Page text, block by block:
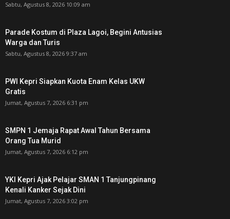
Sabtu, Agustus 8, 2026 10:09 am
Parade Kostum di Plaza Lagoi, Begini Antusias
Warga dan Turis
Sabtu, Agustus 8, 2026 9:37 am
PWI Kepri Siapkan Kuota Enam Kelas UKW
Gratis
Jumat, Agustus 7, 2026 6:31 pm
SMPN 1 Jemaja Rapat Awal Tahun Bersama
Orang Tua Murid ‎
Jumat, Agustus 7, 2026 6:12 pm
YKI Kepri Ajak Pelajar SMAN 1 Tanjungpinang
Kenali Kanker Sejak Dini
Jumat, Agustus 7, 2026 3:02 pm